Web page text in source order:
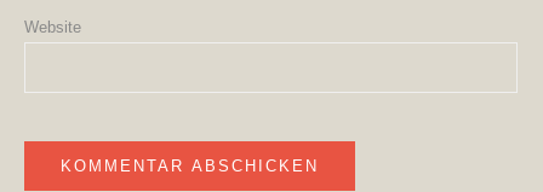
Website